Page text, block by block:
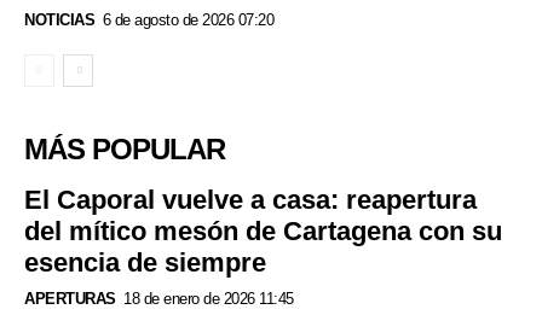
NOTICIAS 6 de agosto de 2026 07:20
MÁS POPULAR
El Caporal vuelve a casa: reapertura
del mítico mesón de Cartagena con su
esencia de siempre
APERTURAS 18 de enero de 2026 11:45